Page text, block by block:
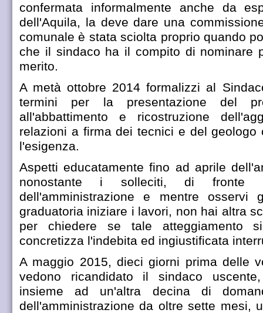
confermata informalmente anche da
dell'Aquila, la deve dare una
comunale è stata sciolta proprio quando
che il sindaco ha il compito di nominare
merito.
A metà ottobre 2014 formalizzi al
termini per la presentazione del
all'abbattimento e ricostruzione
relazioni a firma dei tecnici e del
l'esigenza.
Aspetti educatamente fino ad aprile
nonostante i solleciti, di fronte
dell'amministrazione e mentre
graduatoria iniziare i lavori, non hai altra
per chiedere se tale atteggiamento
concretizza l'indebita ed ingiustificata
A maggio 2015, dieci giorni prima delle
vedono ricandidato il sindaco
insieme ad un'altra decina di
dell'amministrazione da oltre sette mesi,